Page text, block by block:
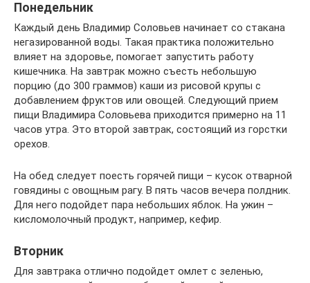
Понедельник
Каждый день Владимир Соловьев начинает со стакана
негазированной воды. Такая практика положительно
влияет на здоровье, помогает запустить работу
кишечника. На завтрак можно съесть небольшую
порцию (до 300 граммов) каши из рисовой крупы с
добавлением фруктов или овощей. Следующий прием
пищи Владимира Соловьева приходится примерно на 11
часов утра. Это второй завтрак, состоящий из горстки
орехов.
На обед следует поесть горячей пищи – кусок отварной
говядины с овощным рагу. В пять часов вечера полдник.
Для него подойдет пара небольших яблок. На ужин –
кисломолочный продукт, например, кефир.
Вторник
Для завтрака отлично подойдет омлет с зеленью,